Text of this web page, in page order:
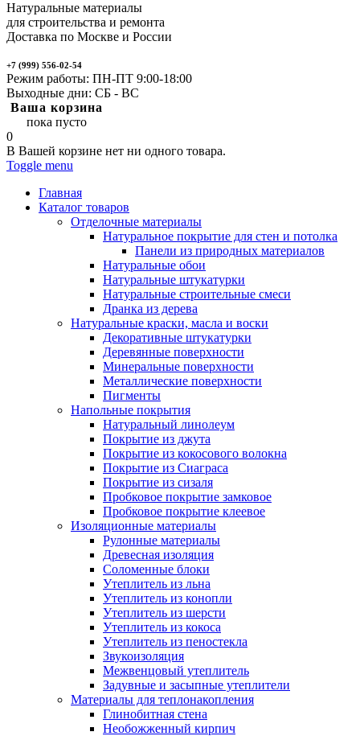
Натуральные материалы
для строительства и ремонта
Доставка по Москве и России
+7 (999) 556-02-54
Режим работы: ПН-ПТ 9:00-18:00
Выходные дни: СБ - ВС
Ваша корзина
пока пусто
0
В Вашей корзине нет ни одного товара.
Toggle menu
Главная
Каталог товаров
Отделочные материалы
Натуральное покрытие для стен и потолка
Панели из природных материалов
Натуральные обои
Натуральные штукатурки
Натуральные строительные смеси
Дранка из дерева
Натуральные краски, масла и воски
Декоративные штукатурки
Деревянные поверхности
Минеральные поверхности
Металлические поверхности
Пигменты
Напольные покрытия
Натуральный линолеум
Покрытие из джута
Покрытие из кокосового волокна
Покрытие из Сиаграса
Покрытие из сизаля
Пробковое покрытие замковое
Пробковое покрытие клеевое
Изоляционные материалы
Рулонные материалы
Древесная изоляция
Соломенные блоки
Утеплитель из льна
Утеплитель из конопли
Утеплитель из шерсти
Утеплитель из кокоса
Утеплитель из пеностекла
Звукоизоляция
Межвенцовый утеплитель
Задувные и засыпные утеплители
Материалы для теплонакопления
Глинобитная стена
Необожженный кирпич